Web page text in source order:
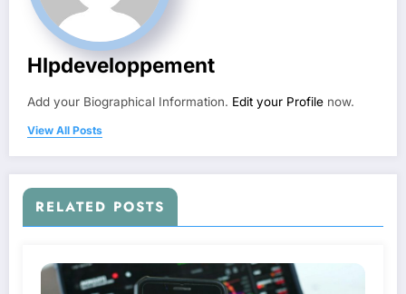
Hlpdeveloppement
Add your Biographical Information. Edit your Profile now.
View All Posts
RELATED POSTS